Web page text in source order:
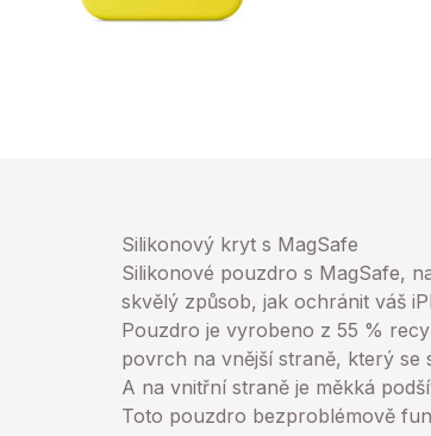
Silikonový kryt s MagSafe
Silikonové pouzdro s MagSafe,
skvělý způsob, jak ochránit váš
Pouzdro je vyrobeno z 55 %
povrch na vnější straně, který se
A na vnitřní straně je měkká
Toto pouzdro bezproblémově